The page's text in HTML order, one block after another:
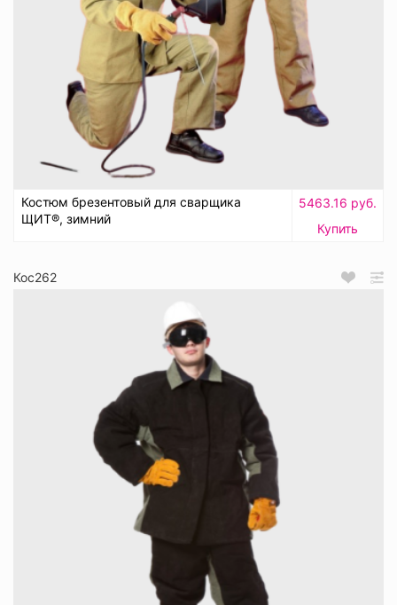
Костюм брезентовый для сварщика
ЩИТ®, зимний
5463.16 руб.
Купить
Кос262